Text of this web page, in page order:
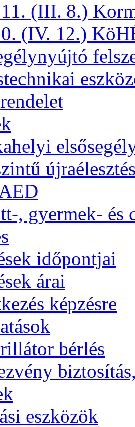
(III. 8.)
(IV. 12.)
, gyermek- és
időpontjai
árai
képzésre
bérlés
eszközök